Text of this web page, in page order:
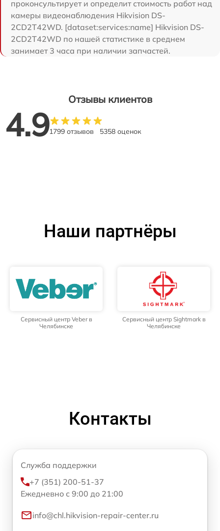
проконсультирует и определит стоимость работ над
камеры видеонаблюдения Hikvision DS-
2CD2T42WD. [dataset:services:name] Hikvision DS-
2CD2T42WD по нашей статистике в среднем
занимает 3 часа при наличии запчастей.
Отзывы клиентов
4.91799 отзывов 5358 оценок
Наши партнёры
Сервисный центр Veber в
Челябинске
Сервисный центр Sightmark в
Челябинске
Контакты
Служба поддержки
+7 (351) 200-51-37
Ежедневно с 9:00 до 21:00
info@chl.hikvision-repair-center.ru